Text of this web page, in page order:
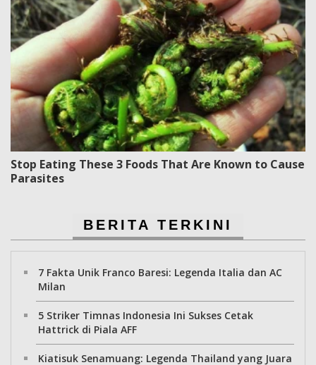
Stop Eating These 3 Foods That Are Known to Cause
Parasites
BERITA TERKINI
7 Fakta Unik Franco Baresi: Legenda Italia dan AC
Milan
5 Striker Timnas Indonesia Ini Sukses Cetak
Hattrick di Piala AFF
Kiatisuk Senamuang: Legenda Thailand yang Juara